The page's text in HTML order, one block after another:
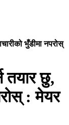
भुँडीमा नपरोस्
तयार छु,
: मेयर